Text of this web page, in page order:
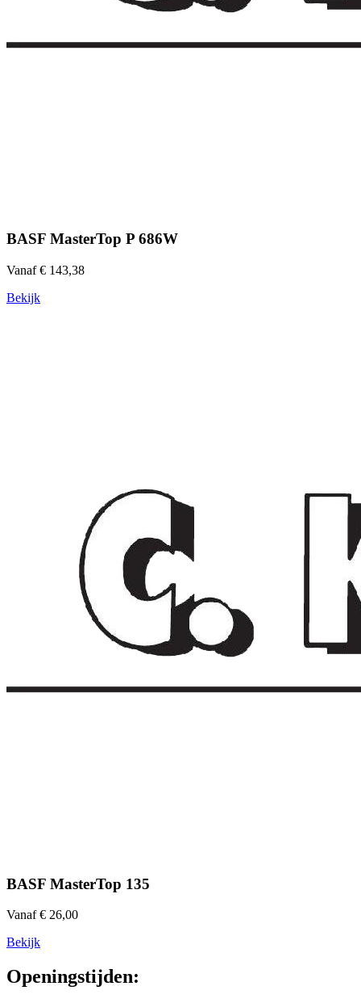
BASF MasterTop P 686W
Vanaf € 143,38
Bekijk
BASF MasterTop 135
Vanaf € 26,00
Bekijk
Openingstijden: